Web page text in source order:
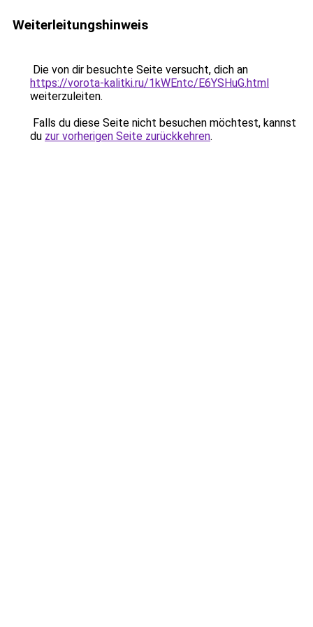
Weiterleitungshinweis
Die von dir besuchte Seite versucht, dich an
https://vorota-kalitki.ru/1kWEntc/E6YSHuG.html
weiterzuleiten.
Falls du diese Seite nicht besuchen möchtest, kannst
du zur vorherigen Seite zurückkehren.